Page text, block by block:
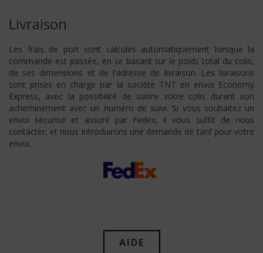
Livraison
Les frais de port sont calculés automatiquement lorsque la
commande est passée, en se basant sur le poids total du colis,
de ses dimensions et de l'adresse de livraison. Les livraisons
sont prises en charge par la société TNT en envoi Economy
Express, avec la possibilité de suivre votre colis durant son
acheminement avec un numéro de suivi. Si vous souhaitez un
envoi sécurisé et assuré par Fedex, il vous suffit de nous
contacter, et nous introduirons une demande de tarif pour votre
envoi.
AIDE